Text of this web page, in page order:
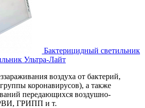
Бактерицидный светильник
Ультра-Лайт
воздуха от бактерий,
коронавирусов), а также
передающихся воздушно-
ГРИПП и т.